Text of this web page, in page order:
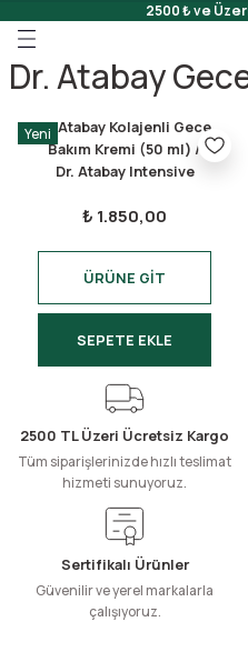
2500 ₺ ve
Geri Dön
Geri Dön
Geri Dön
Dr. Atabay
YeniDr Atabay Kolajenli Gece
Bakım Kremi (50 ml) /
Dr. Atabay Intensive
Cream (50 ml)
₺ 1.850,00
ÜRÜNE GİT
SEPETE EKLE
2500 TL Üzeri Ücretsiz Kargo
Tüm siparişlerinizde hızlı teslimat
hizmeti sunuyoruz.
Sertifikalı Ürünler
Güvenilir ve yerel markalarla
çalışıyoruz.